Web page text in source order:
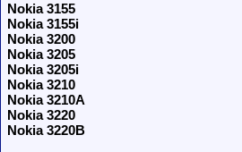
Nokia 3155
Nokia 3155i
Nokia 3200
Nokia 3205
Nokia 3205i
Nokia 3210
Nokia 3210A
Nokia 3220
Nokia 3220B